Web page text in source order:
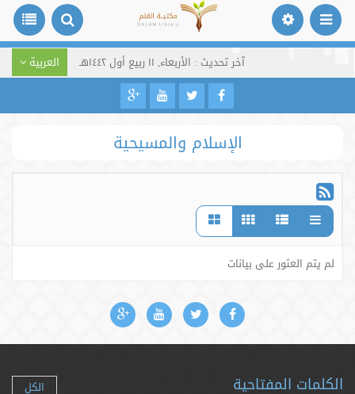
آخر تحديث : الأربعاء, ١١ ربيع أول ١٤٤٢هـ العربية
الإسلام والمسيحية
لم يتم العثور على بيانات
الكلمات المفتاحية الكل